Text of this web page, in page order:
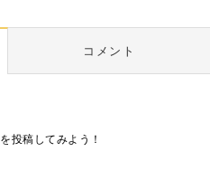
コメント
投稿してみよう！